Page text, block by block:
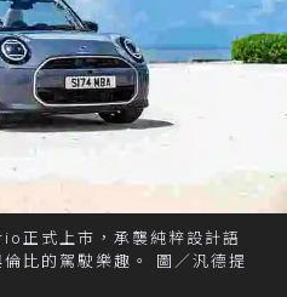
正式上市，承襲純粹設計語
比的駕駛樂趣。 圖／汎德提